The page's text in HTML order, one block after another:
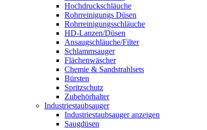
Hochdruckschläuche
Rohrreinigungs Düsen
Rohrreinigungsschläuche
HD-Lanzen/Düsen
Ansaugschläuche/Filter
Schlammsauger
Flächenwäscher
Chemie & Sandstrahlsets
Bürsten
Spritzschutz
Zubehörhalter
Industriestaubsauger
Industriestaubsauger anzeigen
Saugdüsen